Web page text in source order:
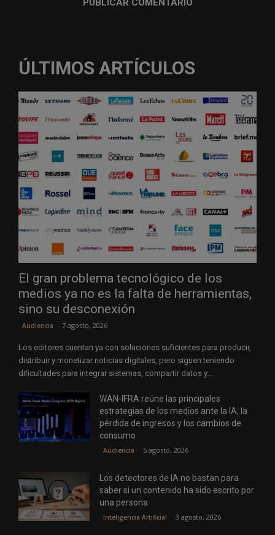
ÚLTIMOS ARTÍCULOS
El gran problema tecnológico de los
medios ya no es la falta de herramientas,
sino su desconexión
Audiencia 7 agosto, 2026
Los editores cuentan ya con soluciones suficientes para producir,
distribuir y monetizar noticias digitales, pero siguen teniendo
dificultades para integrar sistemas, compartir datos y...
WAN-IFRA reúne las principales
estrategias de los medios ante la IA, la
pérdida de ingresos y los cambios de
consumo
Audiencia 5 agosto, 2026
Los detectores de IA no bastan para
saber si un contenido ha sido escrito por
una persona
Inteligencia Artificial 3 agosto, 2026